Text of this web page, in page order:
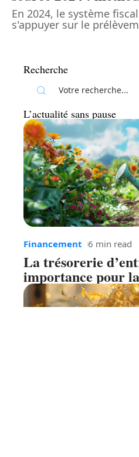
En 2024, le système
s'appuyer sur le
Recherche
L’actualité sans pause
Financement 6 min read
La trésorerie
importance pour